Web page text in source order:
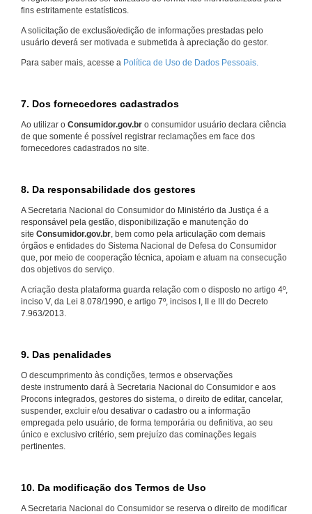
fins estritamente estatísticos.
A solicitação de exclusão/edição de informações prestadas pelo
usuário deverá ser motivada e submetida à apreciação do gestor.
Para saber mais, acesse a Política de Uso de Dados Pessoais.
7. Dos fornecedores cadastrados
Ao utilizar o Consumidor.gov.br o consumidor usuário declara ciência
de que somente é possível registrar reclamações em face dos
fornecedores cadastrados no site.
8. Da responsabilidade dos gestores
A Secretaria Nacional do Consumidor do Ministério da Justiça é a
responsável pela gestão, disponibilização e manutenção do
site Consumidor.gov.br, bem como pela articulação com demais
órgãos e entidades do Sistema Nacional de Defesa do Consumidor
que, por meio de cooperação técnica, apoiam e atuam na consecução
dos objetivos do serviço.
A criação desta plataforma guarda relação com o disposto no artigo 4º,
inciso V, da Lei 8.078/1990, e artigo 7º, incisos I, II e III do Decreto
7.963/2013.
9. Das penalidades
O descumprimento às condições, termos e observações
deste instrumento dará à Secretaria Nacional do Consumidor e aos
Procons integrados, gestores do sistema, o direito de editar, cancelar,
suspender, excluir e/ou desativar o cadastro ou a informação
empregada pelo usuário, de forma temporária ou definitiva, ao seu
único e exclusivo critério, sem prejuízo das cominações legais
pertinentes.
10. Da modificação dos Termos de Uso
A Secretaria Nacional do Consumidor se reserva o direito de modificar